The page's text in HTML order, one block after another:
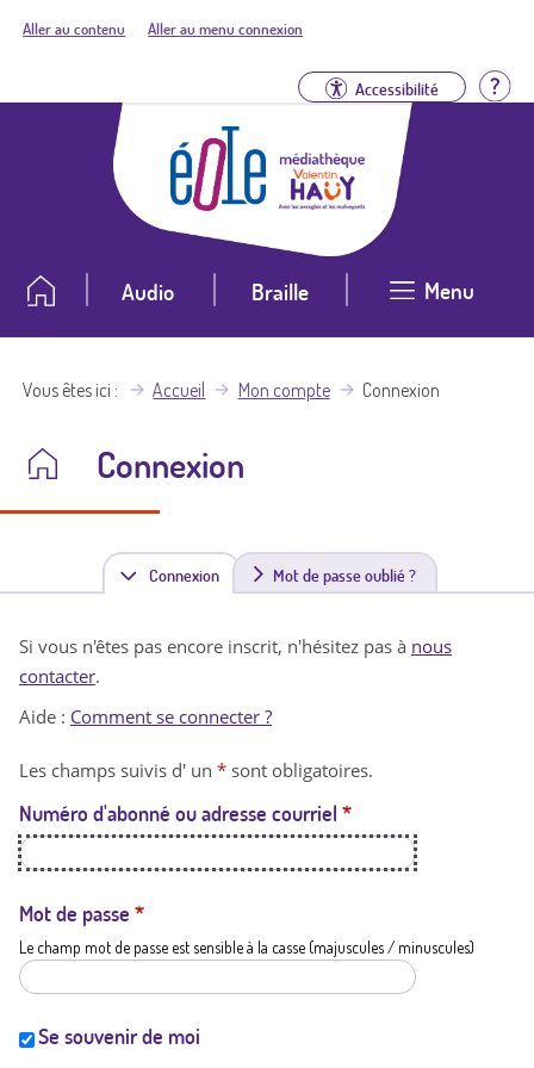
Aller au contenu Aller au menu connexion
Accessibilité
Audio Braille Menu
Vous êtes ici Accueil Mon compte Connexion
Connexion
Connexion(
n
t
a
t
i
Mot de passe oublié ?
Si vous n'êtes pas encore inscrit, n'hésitez pas à nous
contacter.
Aide : Comment se connecter ?
Les champs suivis d' un * sont obligatoires.
Numéro d'abonné ou adresse courriel *
Mot de passe *
Le champ mot de passe est sensible à la casse (majuscules / minuscules)
Se souvenir de moi